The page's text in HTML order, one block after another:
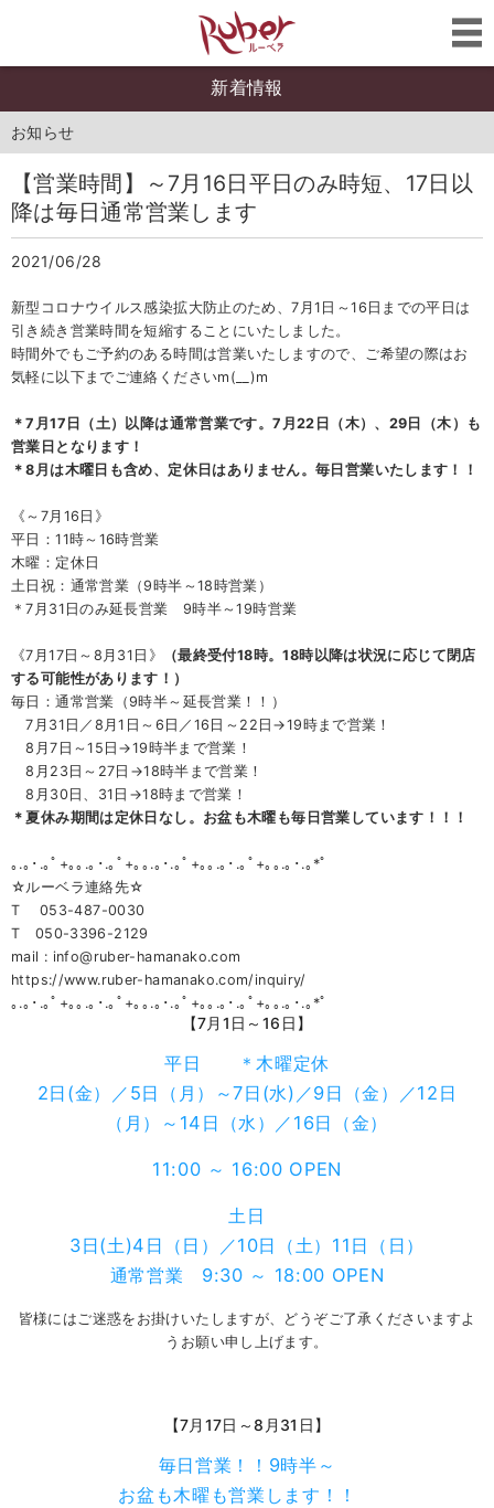
新着情報
お知らせ
【営業時間】～7月16日平日のみ時短、17日以
降は毎日通常営業します
2021/06/28
新型コロナウイルス感染拡大防止のため、7月1日～16日までの平日は
引き続き営業時間を短縮することにいたしました。
時間外でもご予約のある時間は営業いたしますので、ご希望の際はお
気軽に以下までご連絡くださいm(__)m
＊7月17日（土）以降は通常営業です。7月22日（木）、29日（木）も
営業日となります！
＊8月は木曜日も含め、定休日はありません。毎日営業いたします！！
《～7月16日》
平日：11時～16時営業
木曜：定休日
土日祝：通常営業（9時半～18時営業）
＊7月31日のみ延長営業 9時半～19時営業
《7月17日～8月31日》
（最終受付18時。18時以降は状況に応じて閉店
する可能性があります！）
毎日：通常営業（9時半～延長営業！！）
7月31日／8月1日～6日／16日～22日→19時まで営業！
8月7日～15日→19時半まで営業！
8月23日～27日→18時半まで営業！
8月30日、31日→18時まで営業！
＊夏休み期間は定休日なし。お盆も木曜も毎日営業しています！！！
｡.｡･.｡ﾟ+｡｡.｡･.｡ﾟ+｡｡.｡･.｡ﾟ+｡｡.｡･.｡ﾟ+｡｡.｡･.｡*ﾟ
☆ルーベラ連絡先☆
T 053-487-0030
T 050-3396-2129
mail : info@ruber-hamanako.com
https://www.ruber-hamanako.com/inquiry/
｡.｡･.｡ﾟ+｡｡.｡･.｡ﾟ+｡｡.｡･.｡ﾟ+｡｡.｡･.｡ﾟ+｡｡.｡･.｡*ﾟ
【7月1日～16日】
平日 ＊木曜定休
2日(金）／5日（月）～7日(水)／9日（金）／12日
（月）～14日（水）／16日（金）
11:00 ～ 16:00 OPEN
土日
3日(土)4日（日）／10日（土）11日（日）
通常営業 9:30 ～ 18:00 OPEN
皆様にはご迷惑をお掛けいたしますが、どうぞご了承くださいますよ
うお願い申し上げます。
【7月17日～8月31日】
毎日営業！！9時半～
お盆も木曜も営業します！！